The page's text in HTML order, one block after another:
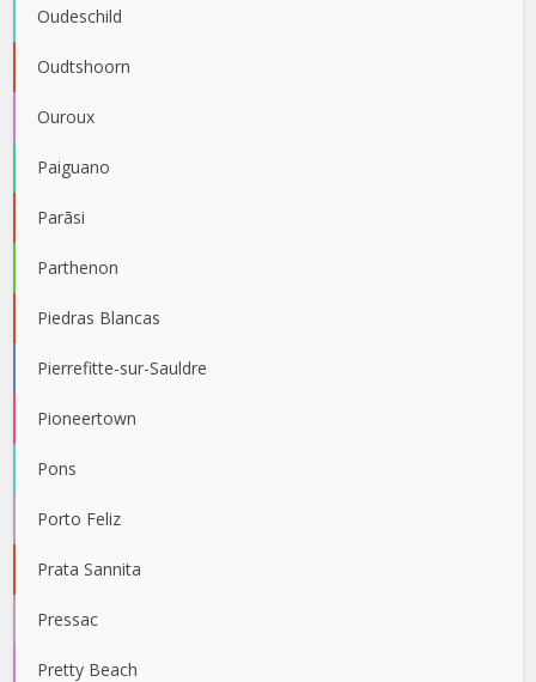
Oudeschild
Oudtshoorn
Ouroux
Paiguano
Parāsi
Parthenon
Piedras Blancas
Pierrefitte-sur-Sauldre
Pioneertown
Pons
Porto Feliz
Prata Sannita
Pressac
Pretty Beach